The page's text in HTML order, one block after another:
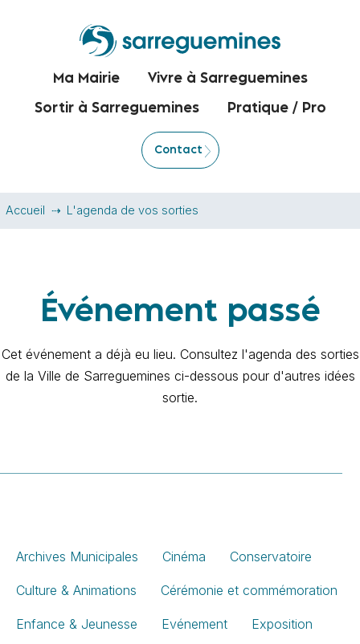
Ma Mairie Vivre à Sarreguemines
Sortir à Sarreguemines Pratique / Pro
Contact
Accueil L'agenda de vos sorties
Événement passé
Cet événement a déjà eu lieu. Consultez l'agenda des sorties
de la Ville de Sarreguemines ci-dessous pour d'autres idées
sortie.
Archives Municipales Cinéma Conservatoire
Culture & Animations Cérémonie et commémoration
Enfance & Jeunesse Evénement Exposition